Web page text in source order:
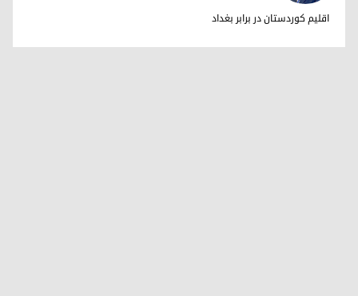
دکتر ابراهیم خالد
اقلیم کوردستان در برابر بغداد